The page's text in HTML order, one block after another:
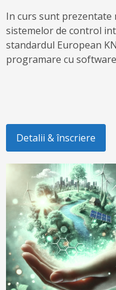
In curs sunt
sistemelor de control
standardul European
programare cu
Detalii & înscriere